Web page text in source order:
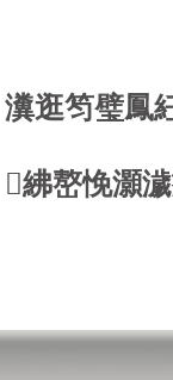
瀵逛笉璧鳳
紼嶅悗灝